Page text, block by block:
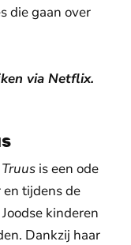
die gaan over
via Netflix.
is een ode
tijdens de
kinderen
Dankzij haar